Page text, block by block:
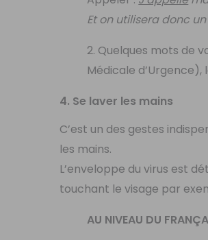
Et on utilisera donc un
2. Quelques mots de
Médicale
4. Se laver les mains
C’est un des gestes
les mains.
L’enveloppe du virus est
touchant le visage par
AU NIVEAU DU